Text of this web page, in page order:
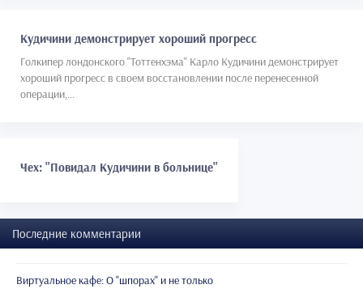
Кудичини демонстрирует хороший прогресс
Голкипер лондонского "Тоттенхэма" Карло Кудичини демонстрирует
хороший прогресс в своем восстановлении после перенесенной
операции,...
Чех: "Повидал Кудичини в больнице"
Последние комментарии
Виртуальное кафе: О "шпорах" и не только